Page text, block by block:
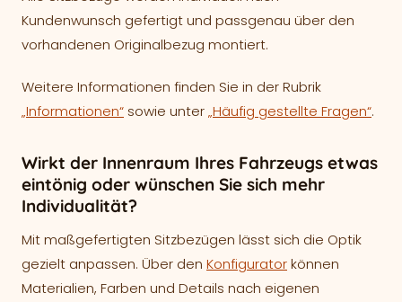
Kundenwunsch gefertigt und passgenau über den
vorhandenen Originalbezug montiert.
Weitere Informationen finden Sie in der Rubrik
„Informationen“ sowie unter„Häufig gestellte Fragen“.
Wirkt der Innenraum Ihres Fahrzeugs etwas
eintönig oder wünschen Sie sich mehr
Individualität?
Mit maßgefertigten Sitzbezügen lässt sich die Optik
gezielt anpassen. Über den Konfiguratorkönnen
Materialien, Farben und Details nach eigenen